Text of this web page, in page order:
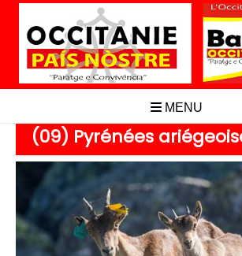
Aller
contenu
MENU
(09) Pyrénées